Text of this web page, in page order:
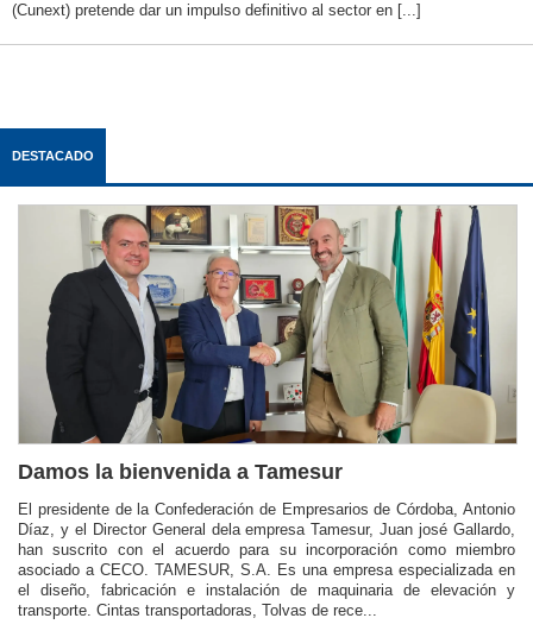
(Cunext) pretende dar un impulso definitivo al sector en [...]
DESTACADO
Damos la bienvenida a Tamesur
El presidente de la Confederación de Empresarios de Córdoba, Antonio
Díaz, y el Director General dela empresa Tamesur, Juan josé Gallardo,
han suscrito con el acuerdo para su incorporación como miembro
asociado a CECO. TAMESUR, S.A. Es una empresa especializada en
el diseño, fabricación e instalación de maquinaria de elevación y
transporte. Cintas transportadoras, Tolvas de rece...